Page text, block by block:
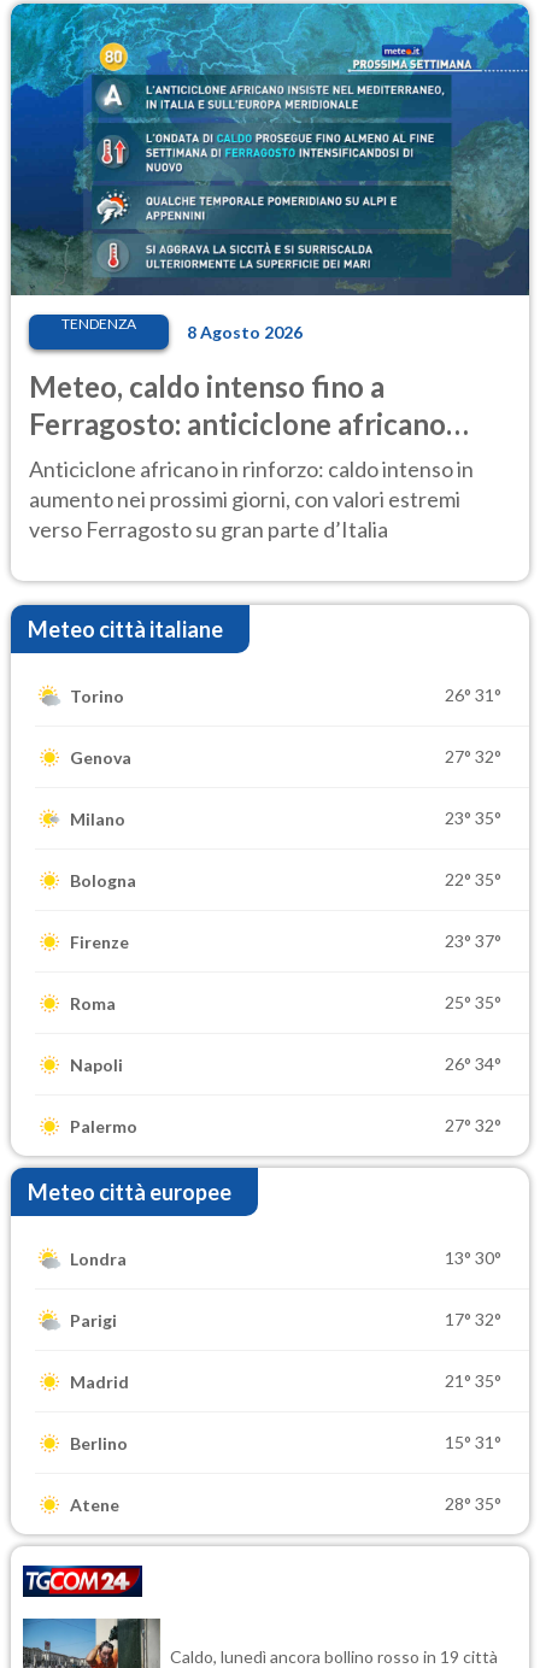
TENDENZA 8 Agosto 2026
Meteo, caldo intenso fino a
Ferragosto: anticiclone africano
ancora protagonista
Anticiclone africano in rinforzo: caldo intenso in
aumento nei prossimi giorni, con valori estremi
verso Ferragosto su gran parte d’Italia
Meteo città italiane
Torino 26° 31°
Genova 27° 32°
Milano 23° 35°
Bologna 22° 35°
Firenze 23° 37°
Roma 25° 35°
Napoli 26° 34°
Palermo 27° 32°
Meteo città europee
Londra 13° 30°
Parigi 17° 32°
Madrid 21° 35°
Berlino 15° 31°
Atene 28° 35°
Caldo, lunedì ancora bollino rosso in 19 città